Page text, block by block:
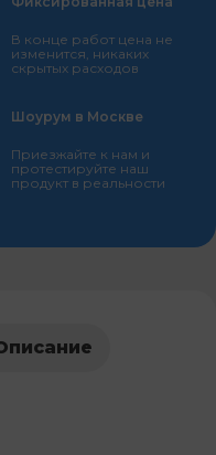
В конце работ цена не
изменится, никаких
скрытых расходов
Шоурум в Москве
Приезжайте к нам и
протестируйте наш
продукт в реальности